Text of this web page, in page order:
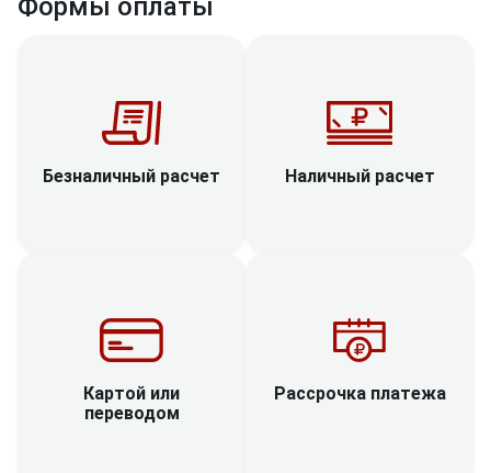
Формы оплаты
Безналичный расчет Наличный расчет
Картой или
переводом
Рассрочка платежа